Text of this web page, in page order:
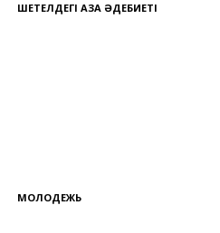
ШЕТЕЛДЕГІ ҚАЗАҚ ӘДЕБИЕТІ
МОЛОДЕЖЬ